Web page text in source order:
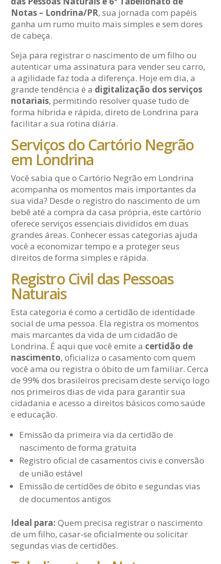
Notas – Londrina/PR, sua jornada com papéis
ganha um rumo muito mais simples e sem dores
de cabeça.
Seja para registrar o nascimento de um filho ou
autenticar uma assinatura para vender seu carro,
a agilidade faz toda a diferença. Hoje em dia, a
grande tendência é a digitalização dos serviços
notariais, permitindo resolver quase tudo de
forma híbrida e rápida, direto de Londrina para
facilitar a sua rotina diária.
Serviços do Cartório Negrão
em Londrina
Você sabia que o Cartório Negrão em Londrina
acompanha os momentos mais importantes da
sua vida? Desde o registro do nascimento de um
bebê até a compra da casa própria, este cartório
oferece serviços essenciais divididos em duas
grandes áreas. Conhecer essas categorias ajuda
você a economizar tempo e a proteger seus
direitos de forma simples e rápida.
Registro Civil das Pessoas
Naturais
Esta categoria é como a certidão de identidade
social de uma pessoa. Ela registra os momentos
mais marcantes da vida de um cidadão de
Londrina. É aqui que você emite a certidão de
nascimento, oficializa o casamento com quem
você ama ou registra o óbito de um familiar. Cerca
de 99% dos brasileiros precisam deste serviço logo
nos primeiros dias de vida para garantir sua
cidadania e acesso a direitos básicos como saúde
e educação.
Emissão da primeira via da certidão de
nascimento de forma gratuita
Registro oficial de casamentos civis e conversão
de união estável
Emissão de certidões de óbito e segundas vias
de documentos antigos
Ideal para: Quem precisa registrar o nascimento
de um filho, casar-se oficialmente ou solicitar
segundas vias de certidões.